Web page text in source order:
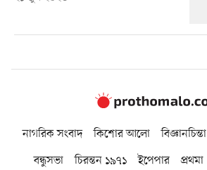
নাগরিক সংবাদ কিশোর আলো বিজ্ঞানচিন্তা
বন্ধুসভা
চিরন্তন ১৯৭১ ইপেপার প্রথমা